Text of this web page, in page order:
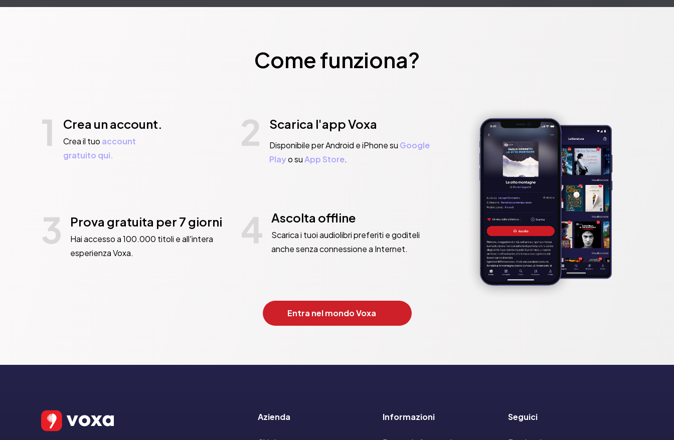
Come funziona?
1 Crea un account.
Crea il tuo account
gratuito qui.
2 Scarica l'app Voxa
Disponibile per Android e iPhone su Google
Playo suApp Store.
3 Prova gratuita per 7 giorni
Hai accesso a 100.000 titoli e all'intera
esperienza Voxa.
4 Ascolta offline
Scarica i tuoi audiolibri preferiti e goditeli
anche senza connessione a Internet.
Entra nel mondo Voxa
Azienda Informazioni Seguici